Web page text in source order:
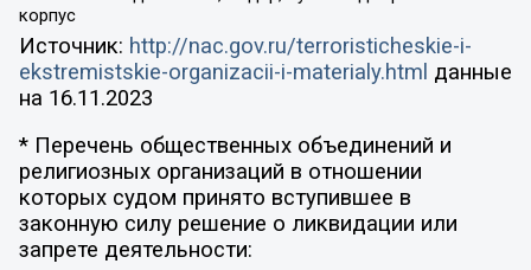
корпус
Источник: http://nac.gov.ru/terroristicheskie-i-
ekstremistskie-organizacii-i-materialy.html данные
на 16.11.2023
* Перечень общественных объединений и
религиозных организаций в отношении
которых судом принято вступившее в
законную силу решение о ликвидации или
запрете деятельности: